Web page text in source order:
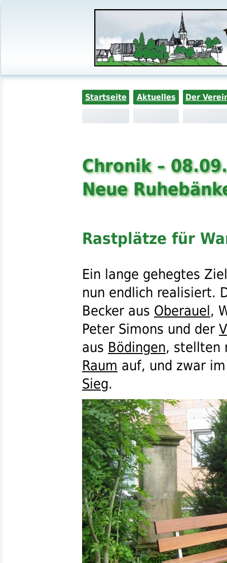
Startseite Aktuelles Der
Chronik –
Neue
Rastplätze für
Ein lange gehegtes
nun endlich realisiert.
Becker aus Oberauel,
Peter Simons und der
aus Bödingen, stellten
Raum auf, und zwar
Sieg.